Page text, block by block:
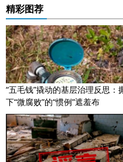
精彩图荐
“五毛钱”撬动的基层治理反思：
下“微腐败”的“惯例”遮羞布